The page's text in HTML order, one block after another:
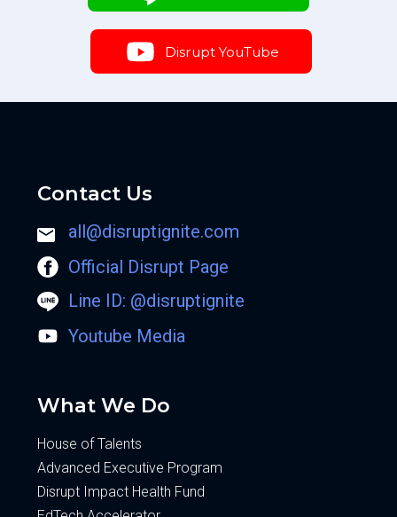
Disrupt YouTube
Contact Us
all@disruptignite.com
Official Disrupt Page
Line ID: @disruptignite
Youtube Media
What We Do
House of Talents
Advanced Executive Program
Disrupt Impact Health Fund